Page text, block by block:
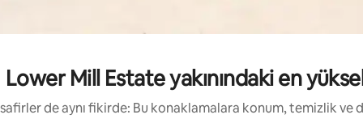
Lower Mill Estate yakınındaki en
de aynı fikirde: Bu konaklamalara konum, temizlik ve